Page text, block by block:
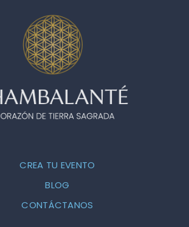
CREA TU EVENTO
BLOG
CONTÁCTANOS